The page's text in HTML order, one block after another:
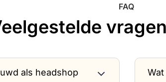
FAQ
als headshop